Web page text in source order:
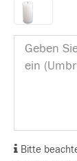
Bitte